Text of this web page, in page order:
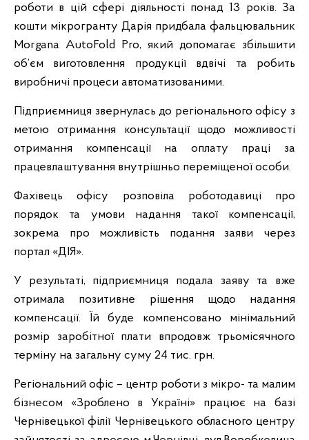
роботи в цій сфері діяльності понад 13 років. За
кошти мікрогранту Дарія придбала фальцювальник
Morgana AutoFold Pro, який допомагає збільшити
об’єм виготовлення продукції вдвічі та робить
виробничі процеси автоматизованими.
Підприємниця звернулась до регіонального офісу з
метою отримання консультації щодо можливості
отримання компенсації на оплату праці за
працевлаштування внутрішньо переміщеної особи.
Фахівець офісу розповіла роботодавиці про
порядок та умови надання такої компенсації,
зокрема про можливість подання заяви через
портал «ДІЯ».
У результаті, підприємниця подала заяву та вже
отримала позитивне рішення щодо надання
компенсації. Їй буде компенсовано мінімальний
розмір заробітної плати впродовж трьомісячного
терміну на загальну суму 24 тис. грн.
Регіональний офіс – центр роботи з мікро- та малим
бізнесом «Зроблено в Україні» працює на базі
Чернівецької філії Чернівецького обласного центру